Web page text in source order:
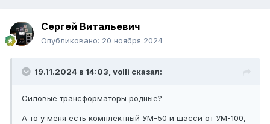
Сергей Витальевич
Опубликовано: 20 ноября 2024
19.11.2024 в 14:03, volli сказал:
Силовые трансформаторы родные?
А то у меня есть комплектный УМ-50 и шасси от УМ-100,